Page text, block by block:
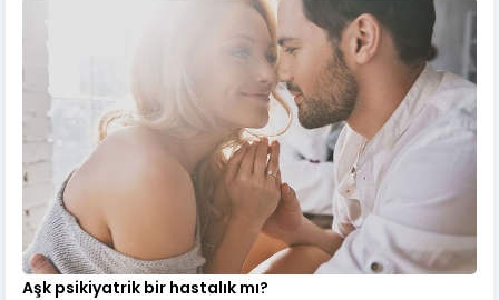
Aşk psikiyatrik bir hastalık mı?